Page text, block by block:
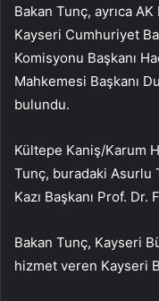
Bakan Tunç, ayrıca
Kayseri Cumhuriyet
Komisyonu Başkanı
Mahkemesi Başkanı
bulundu.
Kültepe Kaniş/Karum
Tunç, buradaki Asurlu
Kazı Başkanı Prof. Dr.
Bakan Tunç, Kayseri
hizmet veren Kayseri